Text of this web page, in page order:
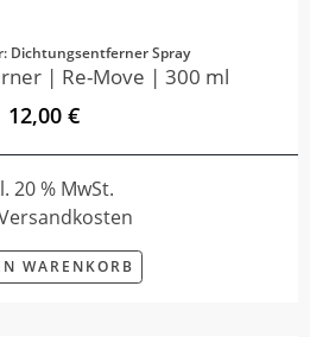
Dichtungsentferner Spray
| Re-Move | 300 ml
12,00 €
20 % MwSt.
WARENKORB